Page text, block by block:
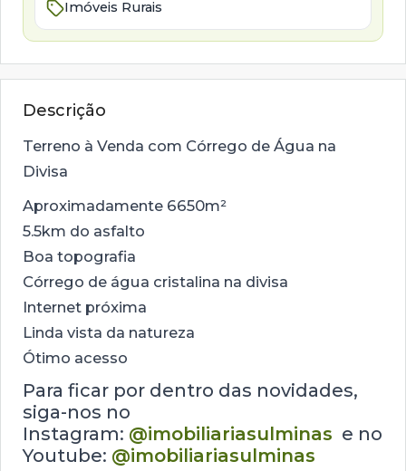
Imóveis Rurais
Descrição
Terreno à Venda com Córrego de Água na
Divisa
Aproximadamente 6650m²
5.5km do asfalto
Boa topografia
Córrego de água cristalina na divisa
Internet próxima
Linda vista da natureza
Ótimo acesso
Para ficar por dentro das novidades,
siga-nos no
Instagram: @imobiliariasulminas e no
Youtube: @imobiliariasulminas